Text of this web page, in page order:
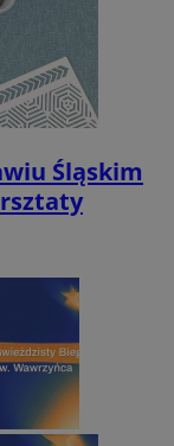
Śląskim